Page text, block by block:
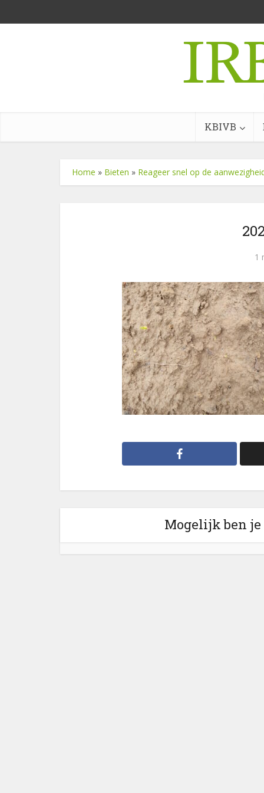
KBIVB
Home » Bieten » Reageer snel op de
1
Mogelijk ben